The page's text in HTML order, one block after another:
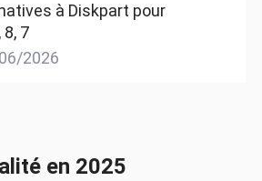
à Diskpart pour
7
2026
en 2025